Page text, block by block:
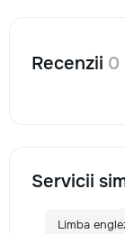
Recenzii 0
Servicii
Limba